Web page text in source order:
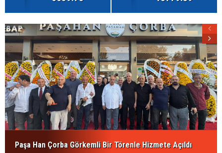
Paşa Han Çorba Görkemli Bir Törenle Hizmete Açıldı